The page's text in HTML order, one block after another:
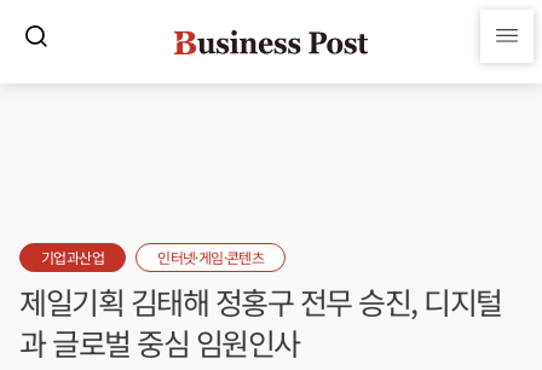
기업과산업 인터넷·게임·콘텐츠
제일기획 김태해 정홍구 전무 승진, 디지털
과 글로벌 중심 임원인사